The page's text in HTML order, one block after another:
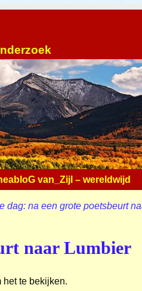
van_Zijl – wereldwijd
dag: na een grote poetsbeurt
naar Lumbier
het te bekijken.